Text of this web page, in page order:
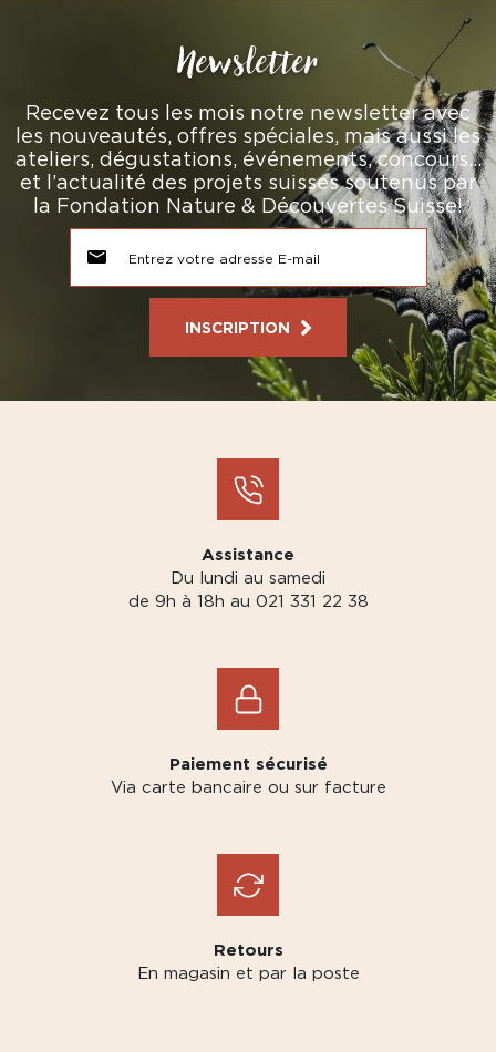
Newsletter
Recevez tous les mois notre newsletter avec
les nouveautés, offres spéciales, mais aussi les
ateliers, dégustations, événements, concours…
et l’actualité des projets suisses soutenus par
la Fondation Nature & Découvertes Suisse!
INSCRIPTION
Assistance
Du lundi au samedi
de 9h à 18h au 021 331 22 38
Paiement sécurisé
Via carte bancaire ou sur facture
Retours
En magasin et par la poste